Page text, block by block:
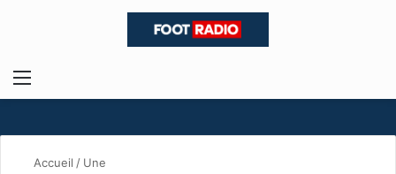
Menu
Accueil / Une